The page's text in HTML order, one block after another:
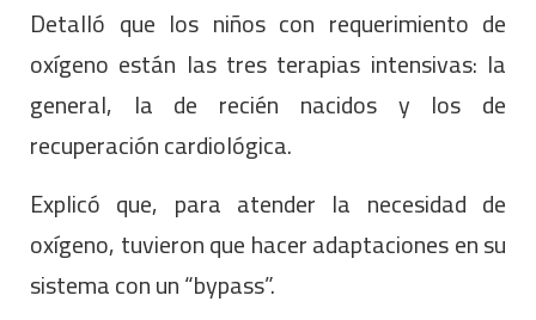
Detalló que los niños con requerimiento de
oxígeno están las tres terapias intensivas: la
general, la de recién nacidos y los de
recuperación cardiológica.
Explicó que, para atender la necesidad de
oxígeno, tuvieron que hacer adaptaciones en su
sistema con un “bypass”.